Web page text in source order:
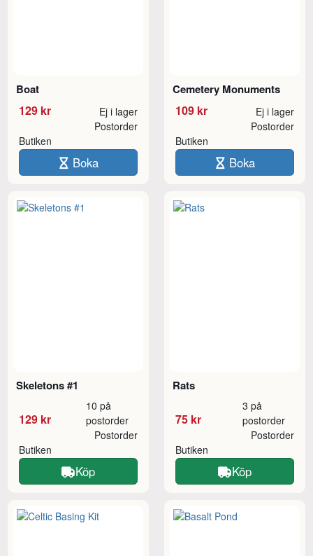
Boat
129 kr Ej i lager
Butiken
Postorder
Boka
Cemetery Monuments
109 kr Ej i lager
Butiken
Postorder
Boka
Skeletons #1
129 kr
10 på
postorder
Butiken
Postorder
Köp
Rats
75 kr
3 på
postorder
Butiken
Postorder
Köp